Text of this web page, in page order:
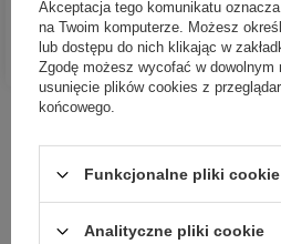
Ilość produktówDO KOSZYKA
Akceptacja tego komunikatu
na Twoim komputerze. Możesz
lub dostępu do nich klikając w
Zgodę możesz wycofać w dowolnym
usunięcie plików cookies z
końcowego.
Funkcjonalne pliki cookie
Analityczne pliki cookie